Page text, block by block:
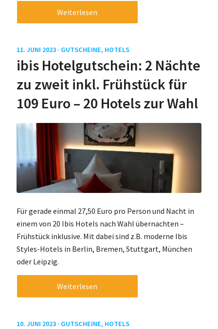
Weiterlesen
11. JUNI 2023 · GUTSCHEINE, HOTELS
ibis Hotelgutschein: 2 Nächte
zu zweit inkl. Frühstück für
109 Euro – 20 Hotels zur Wahl
Für gerade einmal 27,50 Euro pro Person und Nacht in
einem von 20 Ibis Hotels nach Wahl übernachten –
Frühstück inklusive. Mit dabei sind z.B. moderne Ibis
Styles-Hotels in Berlin, Bremen, Stuttgart, München
oder Leipzig.
Weiterlesen
10. JUNI 2023 · GUTSCHEINE, HOTELS